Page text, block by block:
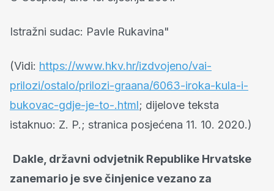
Istražni sudac: Pavle Rukavina"
(Vidi: https://www.hkv.hr/izdvojeno/vai-
prilozi/ostalo/prilozi-graana/6063-iroka-kula-i-
bukovac-gdje-je-to-.html; dijelove teksta
istaknuo: Z. P.; stranica posjećena 11. 10. 2020.)
Dakle, državni odvjetnik Republike Hrvatske
zanemario je sve činjenice vezano za